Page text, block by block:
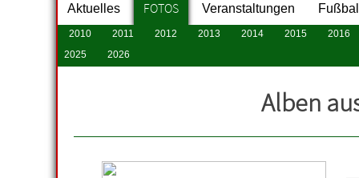
Aktuelles FOTOS Veranstaltungen
2010 2011 2012 2013 2014 2015
2016
2025
2026
Alben